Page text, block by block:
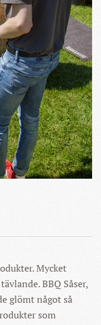
Mycket
BBQ Såser,
glömt något så
som